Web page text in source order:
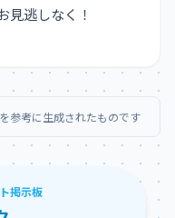
見逃しなく！
参考に生成されたものです
掲示板